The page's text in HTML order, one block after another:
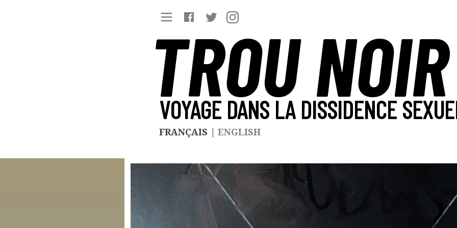
TROU NOIR
VOYAGE DANS LA DISSIDENCE
FRANÇAIS | ENGLISH